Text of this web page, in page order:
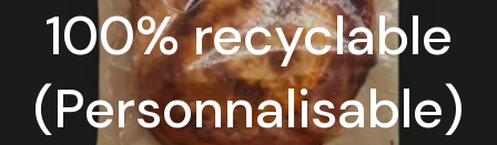
100% recyclable
(Personnalisable)